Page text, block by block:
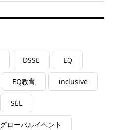
DSSE EQ
EQ教育 inclusive
SEL
グローバルイベント